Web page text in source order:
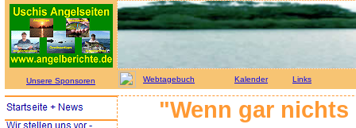
Unsere Sponsoren Webtagebuch Kalender Links
"Wenn gar